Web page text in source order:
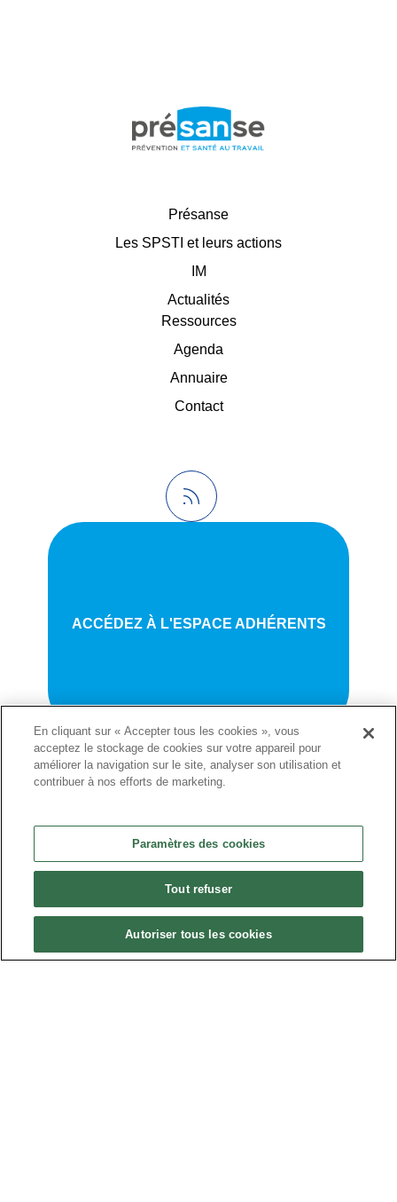
Présanse
Les SPSTI et leurs actions
IM
Actualités
Ressources
Agenda
Annuaire
Contact
ACCÉDEZ À L'ESPACE ADHÉRENTS
Nous contacter
•
Politique de confidentialité
En cliquant sur « Accepter tous les cookies », vous
acceptez le stockage de cookies sur votre appareil pour
améliorer la navigation sur le site, analyser son utilisation et
contribuer à nos efforts de marketing.
Paramètres des cookies
Tout refuser
Autoriser tous les cookies